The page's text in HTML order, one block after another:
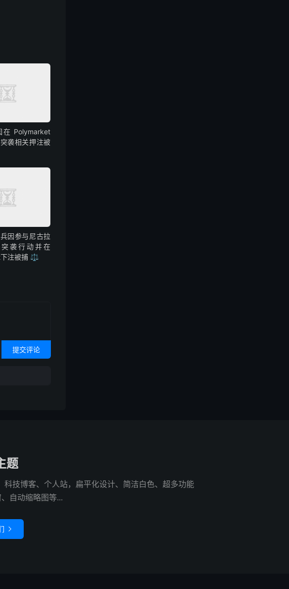
在 Polymarket
袭相关押注被
因参与尼古拉
袭行动并在
下注被捕 ⚖️
提交评论
题
技博客、个人站，扁平化设计、简洁白色、超多功能
自动缩略图等...
